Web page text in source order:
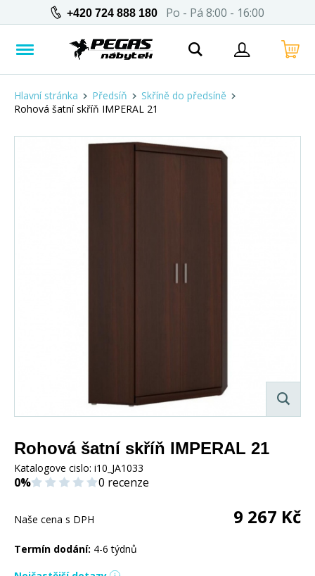
+420 724 888 180 Po - Pá 8:00 - 16:00
Hlavní stránka Předsíň
Skříně do předsíně
Rohová šatní skříň IMPERAL 21
Rohová šatní skříň IMPERAL 21
Katalogove cislo: i10_JA1033
0% 0 recenze
Naše cena s DPH 9 267 Kč
Termín dodání: 4-6 týdnů